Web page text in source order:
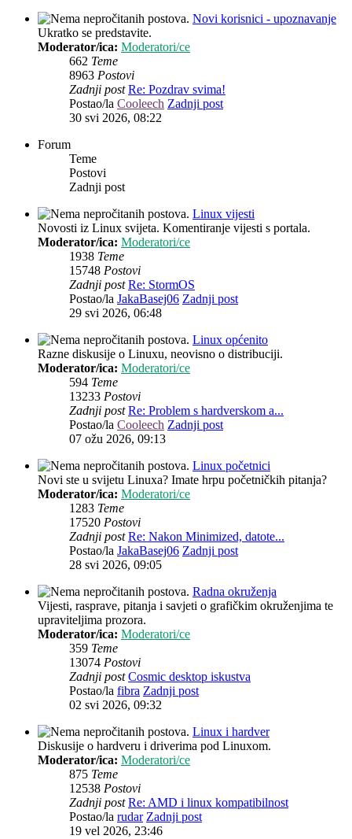
Novi korisnici - upoznavanje
Ukratko se predstavite.
Moderator/ica: Moderatori/ce
662 Teme
8963 Postovi
Zadnji post Re: Pozdrav svima!
Postao/la Cooleech Zadnji post
30 svi 2026, 08:22
Forum
Teme
Postovi
Zadnji post
Linux vijesti
Novosti iz Linux svijeta. Komentiranje vijesti s portala.
Moderator/ica: Moderatori/ce
1938 Teme
15748 Postovi
Zadnji post Re: StormOS
Postao/la JakaBasej06 Zadnji post
29 svi 2026, 06:48
Linux općenito
Razne diskusije o Linuxu, neovisno o distribuciji.
Moderator/ica: Moderatori/ce
594 Teme
13233 Postovi
Zadnji post Re: Problem s hardverskom a...
Postao/la Cooleech Zadnji post
07 ožu 2026, 09:13
Linux početnici
Novi ste u svijetu Linuxa? Imate hrpu početničkih pitanja?
Moderator/ica: Moderatori/ce
1283 Teme
17520 Postovi
Zadnji post Re: Nakon Minimized, datote...
Postao/la JakaBasej06 Zadnji post
28 svi 2026, 09:05
Radna okruženja
Vijesti, rasprave, pitanja i savjeti o grafičkim okruženjima te
upraviteljima prozora.
Moderator/ica: Moderatori/ce
359 Teme
13074 Postovi
Zadnji post Cosmic desktop iskustva
Postao/la fibra Zadnji post
02 svi 2026, 09:32
Linux i hardver
Diskusije o hardveru i driverima pod Linuxom.
Moderator/ica: Moderatori/ce
875 Teme
12538 Postovi
Zadnji post Re: AMD i linux kompatibilnost
Postao/la rudar Zadnji post
19 vel 2026, 23:46